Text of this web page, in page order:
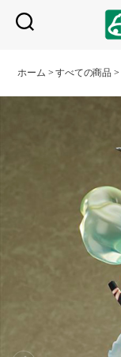
ホーム >すべての商品 >